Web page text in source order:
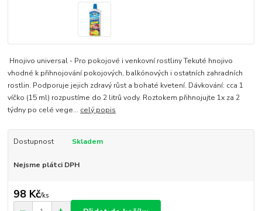
Hnojivo universal - Pro pokojové i venkovní rostliny Tekuté hnojivo
vhodné k přihnojování pokojových, balkónových i ostatních zahradních
rostlin. Podporuje jejich zdravý růst a bohaté kvetení. Dávkování: cca 1
víčko (15 ml) rozpustíme do 2 litrů vody. Roztokem přihnojujte 1x za 2
týdny po celé vege... celý popis
Dostupnost Skladem
Nejsme plátci DPH
98 Kč/ks